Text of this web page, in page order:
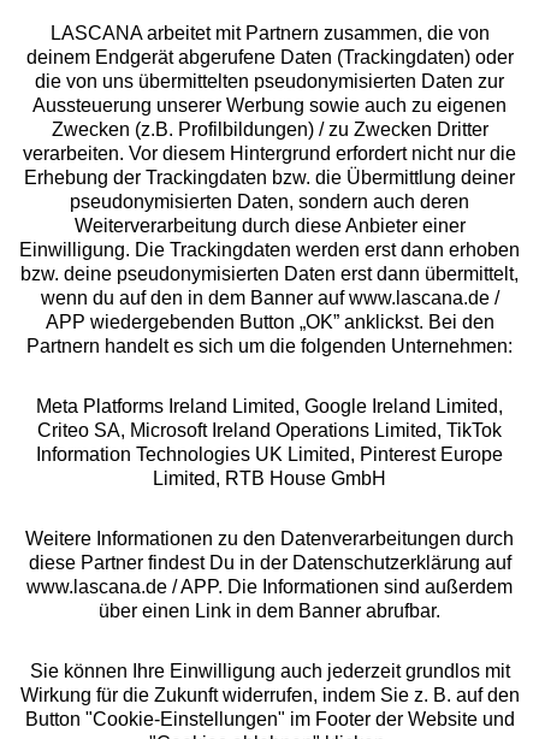
Services
Beratung
Über uns
Rechtliches
Alle Preise inkl. MwSt., zzgl.
Versandkosten
** Bonität vorausgesetzt, berechtigt zur Bonitätsprüfung
LASCANA arbeitet mit Partnern zusammen, die von
deinem Endgerät abgerufene Daten (Trackingdaten) oder
die von uns übermittelten pseudonymisierten Daten zur
Aussteuerung unserer Werbung sowie auch zu eigenen
Zwecken (z.B. Profilbildungen) / zu Zwecken Dritter
verarbeiten. Vor diesem Hintergrund erfordert nicht nur die
Erhebung der Trackingdaten bzw. die Übermittlung deiner
pseudonymisierten Daten, sondern auch deren
Weiterverarbeitung durch diese Anbieter einer
Einwilligung. Die Trackingdaten werden erst dann erhoben
bzw. deine pseudonymisierten Daten erst dann übermittelt,
wenn du auf den in dem Banner auf www.lascana.de /
APP wiedergebenden Button „OK” anklickst. Bei den
Partnern handelt es sich um die folgenden Unternehmen:
Meta Platforms Ireland Limited, Google Ireland Limited,
Criteo SA, Microsoft Ireland Operations Limited, TikTok
Information Technologies UK Limited, Pinterest Europe
Limited, RTB House GmbH
Weitere Informationen zu den Datenverarbeitungen durch
diese Partner findest Du in der Datenschutzerklärung auf
www.lascana.de / APP. Die Informationen sind außerdem
über einen Link in dem Banner abrufbar.
Sie können Ihre Einwilligung auch jederzeit grundlos mit
Wirkung für die Zukunft widerrufen, indem Sie z. B. auf den
Button "Cookie-Einstellungen" im Footer der Website und